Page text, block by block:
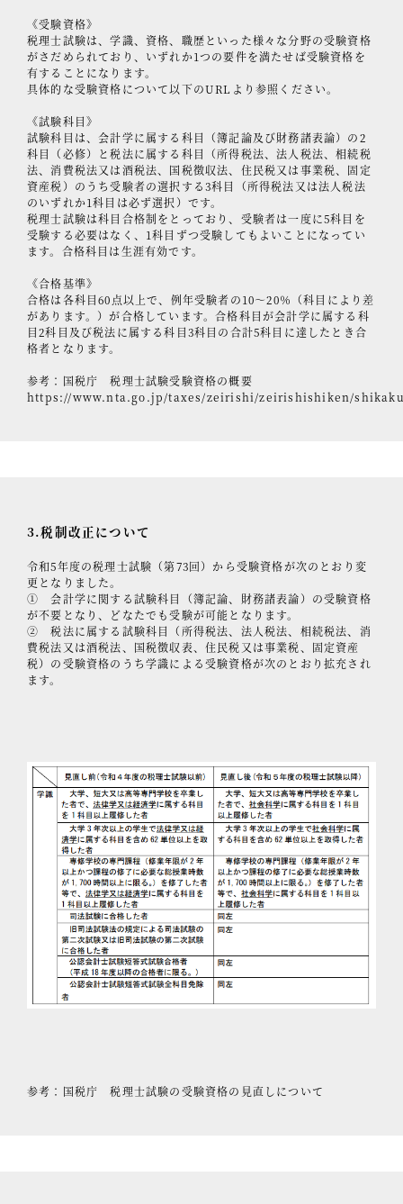
《受験資格》
税理士試験は、学識、資格、職歴といった様々な分野の受験資格
がさだめられており、いずれか1つの要件を満たせば受験資格を
有することになります。
具体的な受験資格について以下のURLより参照ください。
《試験科目》
試験科目は、会計学に属する科目（簿記論及び財務諸表論）の2
科目（必修）と税法に属する科目（所得税法、法人税法、相続税
法、消費税法又は酒税法、国税徴収法、住民税又は事業税、固定
資産税）のうち受験者の選択する3科目（所得税法又は法人税法
のいずれか1科目は必ず選択）です。
税理士試験は科目合格制をとっており、受験者は一度に5科目を
受験する必要はなく、1科目ずつ受験してもよいことになってい
ます。合格科目は生涯有効です。
《合格基準》
合格は各科目60点以上で、例年受験者の10～20％（科目により差
があります。）が合格しています。合格科目が会計学に属する科
目2科目及び税法に属する科目3科目の合計5科目に達したとき合
格者となります。
参考：国税庁 税理士試験受験資格の概要
https://www.nta.go.jp/taxes/zeirishi/zeirishishiken/
3.税制改正について
令和5年度の税理士試験（第73回）から受験資格が次のとおり変
更となりました。
① 会計学に関する試験科目（簿記論、財務諸表論）の受験資格
が不要となり、どなたでも受験が可能となります。
② 税法に属する試験科目（所得税法、法人税法、相続税法、消
費税法又は酒税法、国税徴収表、住民税又は事業税、固定資産
税）の受験資格のうち学識による受験資格が次のとおり拡充され
ます。
参考：国税庁 税理士試験の受験資格の見直しについて